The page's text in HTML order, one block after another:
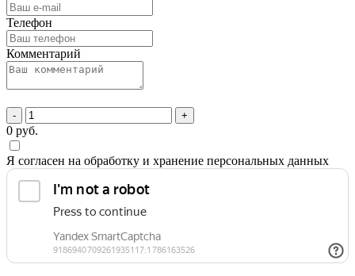
Телефон
Комментарий
- +
0 руб.
Я согласен на обработку и хранение персональных данных